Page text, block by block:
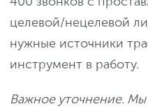
целевой/нецелевой
нужные источники
инструмент в работу.
Важное уточнение. Мы